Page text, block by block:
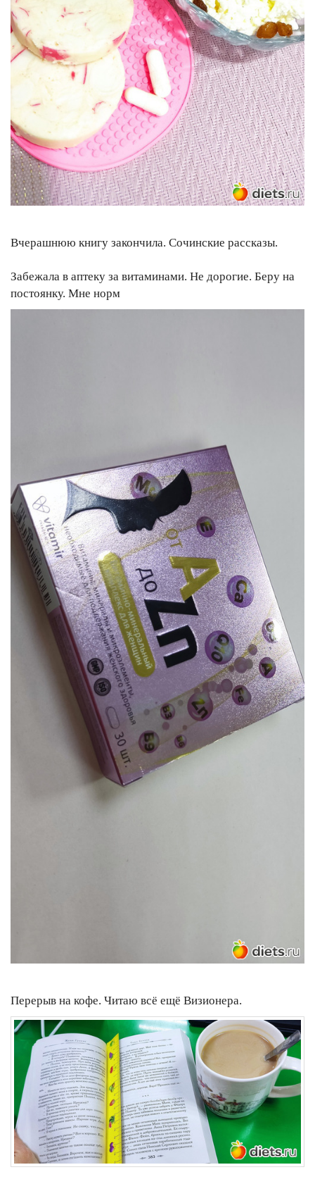
Вчерашнюю книгу закончила. Сочинские рассказы.
Забежала в аптеку за витаминами. Не дорогие. Беру на
постоянку. Мне норм
Перерыв на кофе. Читаю всё ещё Визионера.